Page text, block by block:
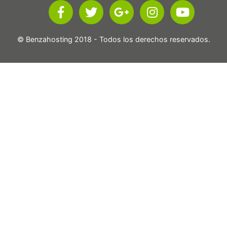
© Benzahosting 2018 - Todos los derechos reservados.